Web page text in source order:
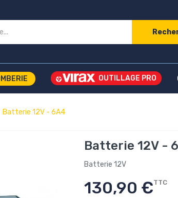
Batterie 12V - 6A4
Batterie 12V -
Batterie 12V
130,90 €TTC